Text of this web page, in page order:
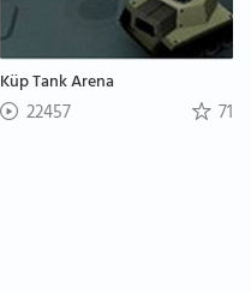
Küp Tank Arena
22457 71